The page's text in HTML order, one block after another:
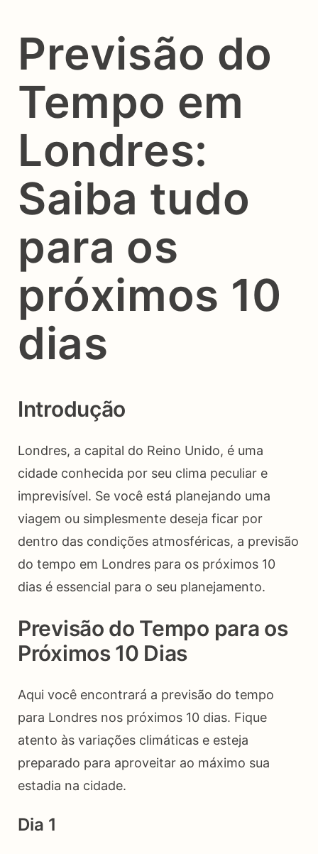
Previsão do
Tempo em
Londres:
Saiba tudo
para os
próximos 10
dias
Introdução
Londres, a capital do Reino Unido, é uma
cidade conhecida por seu clima peculiar e
imprevisível. Se você está planejando uma
viagem ou simplesmente deseja ficar por
dentro das condições atmosféricas, a previsão
do tempo em Londres para os próximos 10
dias é essencial para o seu planejamento.
Previsão do Tempo para os
Próximos 10 Dias
Aqui você encontrará a previsão do tempo
para Londres nos próximos 10 dias. Fique
atento às variações climáticas e esteja
preparado para aproveitar ao máximo sua
estadia na cidade.
Dia 1